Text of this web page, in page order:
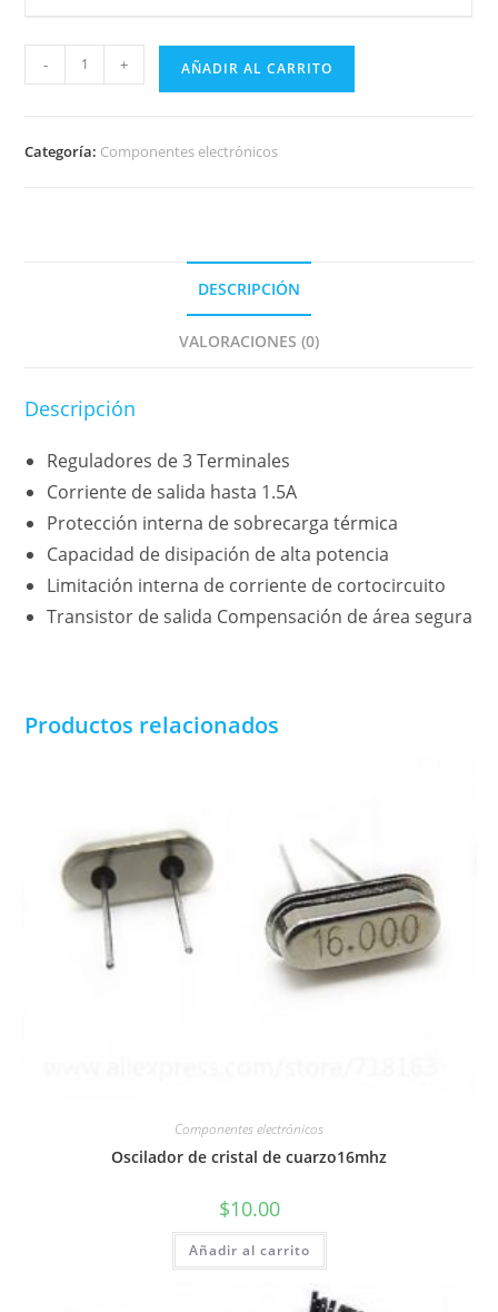
Regulador
de
- + AÑADIR AL CARRITO
Categoría: Componentes electrónicos
DESCRIPCIÓN
VALORACIONES (0)
Descripción
Reguladores de 3 Terminales
Corriente de salida hasta 1.5A
Protección interna de sobrecarga térmica
Capacidad de disipación de alta potencia
Limitación interna de corriente de cortocircuito
Transistor de salida Compensación de área segura
Productos relacionados
Componentes electrónicos
Oscilador de cristal de cuarzo16mhz
$10.00
Añadir al carrito